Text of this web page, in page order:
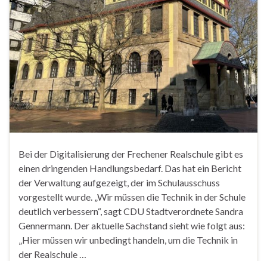
Bei der Digitalisierung der Frechener Realschule gibt es
einen dringenden Handlungsbedarf. Das hat ein Bericht
der Verwaltung aufgezeigt, der im Schulausschuss
vorgestellt wurde. „Wir müssen die Technik in der Schule
deutlich verbessern“, sagt CDU Stadtverordnete Sandra
Gennermann. Der aktuelle Sachstand sieht wie folgt aus:
„Hier müssen wir unbedingt handeln, um die Technik in
der Realschule …